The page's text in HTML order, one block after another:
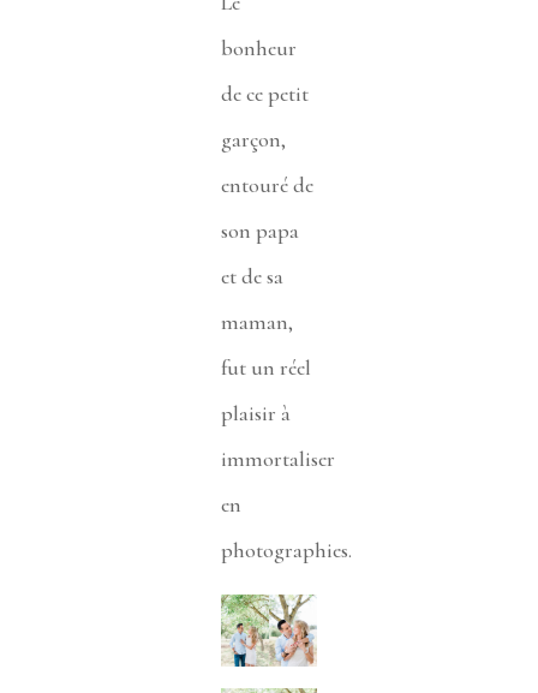
bonheur
de ce petit
garçon,
entouré de
son papa
et de sa
maman,
fut un réel
plaisir à
immortaliser
en
photographies.